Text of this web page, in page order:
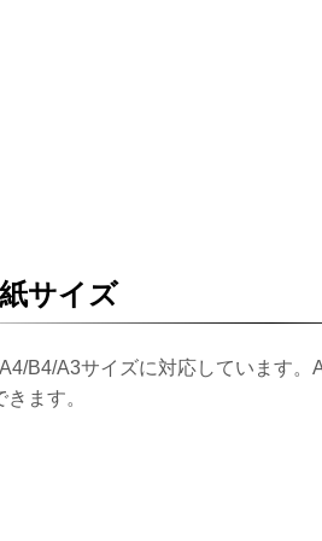
サイズ
B4/A3サイズに対応しています
きます。